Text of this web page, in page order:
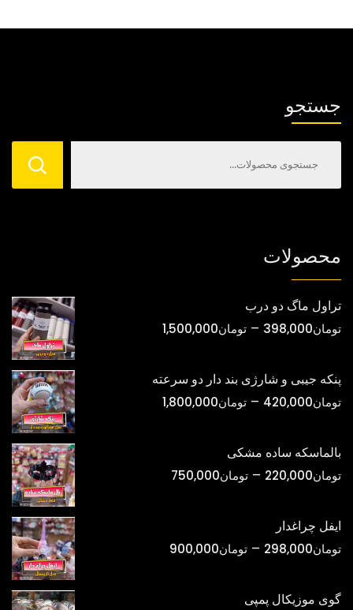
می
است
می
است
در
صفحه
جستجو
محصولات
تراول ماگ دو درب
تومان398,000
– تومان1,500,000محدوده
پنکه جیبی و شارژی بند دار دو سرعته
تومان420,000
– تومان1,800,000محدوده
تومان420,000
بالماسکه ساده مشکی
تومان220,000
– تومان750,000
تومان750,000
ایفل چراغدار
تومان298,000
– تومان900,000
گوی موزیکال پمپی